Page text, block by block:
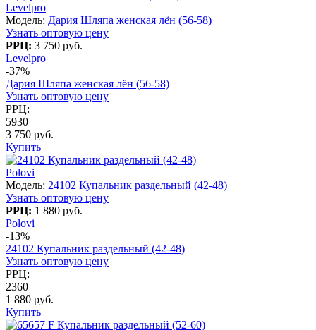
Levelpro
Модель: Дария Шляпа женская лён (56-58)
Узнать оптовую цену
РРЦ: 3 750 руб.
Levelpro
-37%
Дария Шляпа женская лён (56-58)
Узнать оптовую цену
РРЦ:
5930
3 750 руб.
Купить
Polovi
Модель: 24102 Купальник раздельный (42-48)
Узнать оптовую цену
РРЦ: 1 880 руб.
Polovi
-13%
24102 Купальник раздельный (42-48)
Узнать оптовую цену
РРЦ:
2360
1 880 руб.
Купить